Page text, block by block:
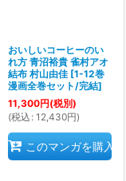
おいしいコーヒーのい
れ方 青沼裕貴 雀村アオ
結布 村山由佳 [1-12巻
漫画全巻セット/完結]
11,300円(税別)
(税込 : 12,430円)
このマンガを購入